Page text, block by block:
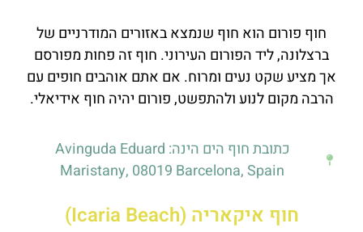
חוף פורום הוא חוף שנמצא באזורים המודרניים של
ברצלונה, ליד הפורום העירוני. חוף זה פחות מפורסם
אך מציע שקט נעים ומרוח. אם אתם אוהבים חופים עם
הרבה מקום לנוע ולהתפשט, פורום יהיה חוף אידיאלי.
כתובת חוף הים הינה: Avinguda Eduard
Maristany, 08019 Barcelona, Spain
חוף איקאריה (Icaria Beach)